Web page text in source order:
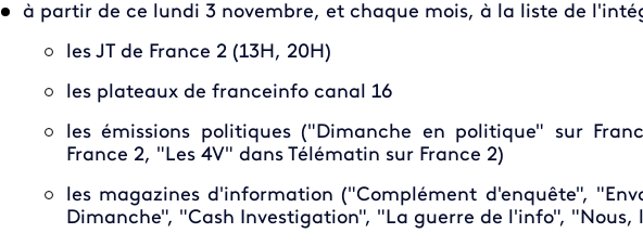
à partir de ce lundi 3 novembre, et chaque mois, à la liste de
les JT de France 2 (13H, 20H)
les plateaux de franceinfo canal 16
les émissions politiques ("Dimanche en politique" sur
France 2, "Les 4V" dans Télématin sur France 2)
les magazines d'information ("Complément d'enquête",
Dimanche", "Cash Investigation", "La guerre de l'info", "Nous,